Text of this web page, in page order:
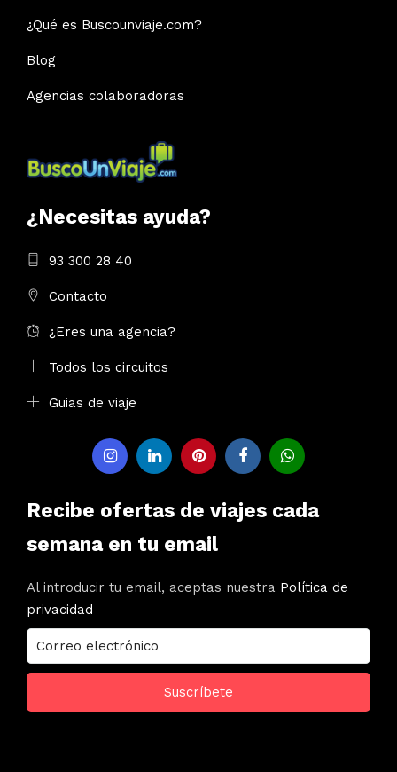
¿Qué es Buscounviaje.com?
Blog
Agencias colaboradoras
¿Necesitas ayuda?
93 300 28 40
Contacto
¿Eres una agencia?
Todos los circuitos
Guias de viaje
Recibe ofertas de viajes cada
semana en tu email
Al introducir tu email, aceptas nuestra Política de
privacidad